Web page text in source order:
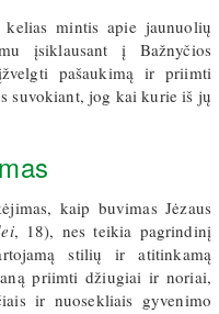
mintis apie jaunuolių
įsiklausant į Bažnyčios
pašaukimą ir priimti
suvokiant, jog kai kurie iš jų
kaip buvimas Jėzaus
, 18), nes teikia pagrindinį
stilių ir atitinkamą
priimti džiugiai ir noriai,
ir nuosekliais gyvenimo